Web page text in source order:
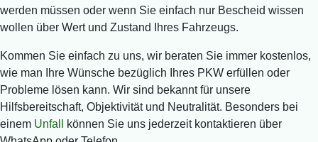
werden müssen oder wenn Sie einfach nur Bescheid wissen
wollen über Wert und Zustand Ihres Fahrzeugs.
Kommen Sie einfach zu uns, wir beraten Sie immer kostenlos,
wie man Ihre Wünsche bezüglich Ihres PKW erfüllen oder
Probleme lösen kann. Wir sind bekannt für unsere
Hilfsbereitschaft, Objektivität und Neutralität. Besonders bei
einem Unfall
können Sie uns jederzeit kontaktieren über